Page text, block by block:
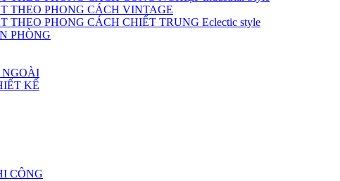
THEO PHONG CÁCH VINTAGE
THEO PHONG CÁCH CHIẾT TRUNG Eclectic style
PHÒNG
NGOÀI
KẾ
CÔNG